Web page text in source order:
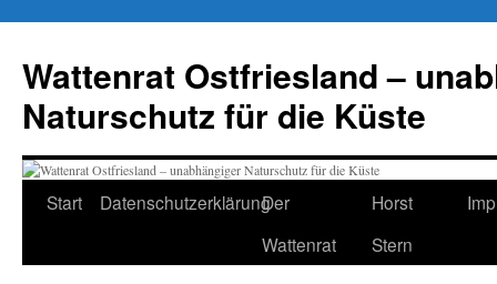
springen
Wattenrat Ostfriesland –
Naturschutz für die Küste
Start DatenschutzerklärungDer
Wattenrat
Horst
Stern